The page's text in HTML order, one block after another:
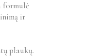
formulė
ir
plaukų.